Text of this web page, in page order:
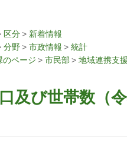
区分
新着情報
分野 市政情報
統計
のページ 市民部 地域連携支
及び世帯数（